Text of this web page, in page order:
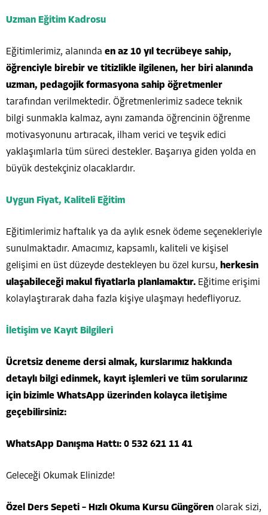
Uzman Eğitim Kadrosu
Eğitimlerimiz, alanında en az 10 yıl tecrübeye sahip,
öğrenciyle birebir ve titizlikle ilgilenen, her biri alanında
uzman, pedagojik formasyona sahip öğretmenler
tarafından verilmektedir. Öğretmenlerimiz sadece teknik
bilgi sunmakla kalmaz, aynı zamanda öğrencinin öğrenme
motivasyonunu artıracak, ilham verici ve teşvik edici
yaklaşımlarla tüm süreci destekler. Başarıya giden yolda en
büyük destekçiniz olacaklardır.
Uygun Fiyat, Kaliteli Eğitim
Eğitimlerimiz haftalık ya da aylık esnek ödeme seçenekleriyle
sunulmaktadır. Amacımız, kapsamlı, kaliteli ve kişisel
gelişimi en üst düzeyde destekleyen bu özel kursu, herkesin
ulaşabileceği makul fiyatlarla planlamaktır. Eğitime erişimi
kolaylaştırarak daha fazla kişiye ulaşmayı hedefliyoruz.
İletişim ve Kayıt Bilgileri
Ücretsiz deneme dersi almak, kurslarımız hakkında
detaylı bilgi edinmek, kayıt işlemleri ve tüm sorularınız
için bizimle WhatsApp üzerinden kolayca iletişime
geçebilirsiniz:
WhatsApp Danışma Hattı: 0 532 621 11 41
Geleceği Okumak Elinizde!
Özel Ders Sepeti – Hızlı Okuma Kursu Güngören olarak sizi,